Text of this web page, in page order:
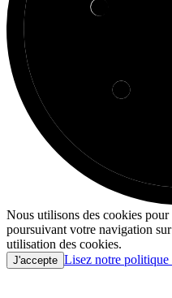
Nous utilisons des cookies
poursuivant votre navigation
utilisation des cookies.
J'accepte Lisez notre politique